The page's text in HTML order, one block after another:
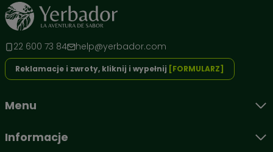
został wyselekcjonowany tak, aby dostarczyć Ci maksimum
energii przy zachowaniu aksamitnego smaku.
22 600 73 84 help@yerbador.com
Reklamacje i zwroty, kliknij i wypełnij [FORMULARZ]
Menu
Informacje